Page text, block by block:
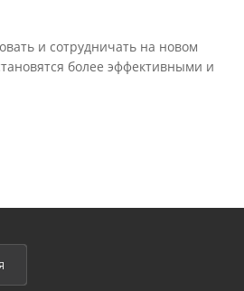
и сотрудничать на новом
более эффективными и